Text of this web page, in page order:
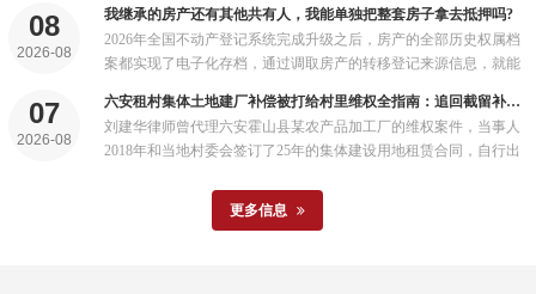
08
2026-08
我继承的房产还有其他共有人，我能单独把整套房子拿去抵押吗?
2026年全国不动产登记系统完成升级之后，房产的全部历史权属档
案都实现了电子化存档，通过调取房产的转移登记来源信息，就能
籍和亲属关系数据，很容易就能排查出所有潜在的共有人...
07
2026-08
六安租村集体土地建厂补偿被打给村里维权全指南：追回截留补偿实操路径
刘建华律师曾代理六安霍山县某农产品加工厂的维权案件，当事人
2018年和当地村委会签订了25年的集体建设用地租赁合同，自行出
生产线，一直正常经营，带动了当地几十名村民就业。...
更多信息